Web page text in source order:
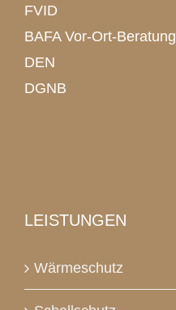
FVID
BAFA Vor-Ort-Beratung
DEN
DGNB
LEISTUNGEN
Wärmeschutz